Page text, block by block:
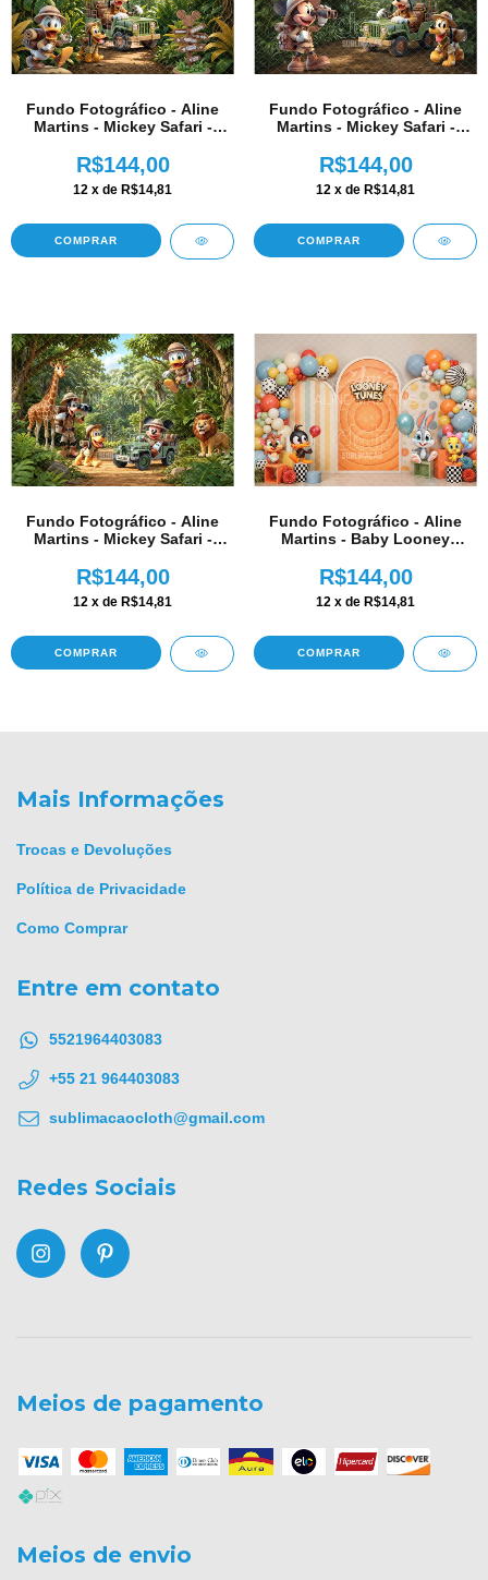
Fundo Fotográfico - Aline
Martins - Mickey Safari -
R$144,00
12 x de R$14,81
COMPRAR
Fundo Fotográfico - Aline
Martins - Mickey Safari -
R$144,00
12 x de R$14,81
COMPRAR
Fundo Fotográfico - Aline
Martins - Mickey Safari -
R$144,00
12 x de R$14,81
COMPRAR
Fundo Fotográfico - Aline
Martins - Baby Looney
R$144,00
12 x de R$14,81
COMPRAR
Mais Informações
Trocas e Devoluções
Política de Privacidade
Como Comprar
Entre em contato
5521964403083
+55 21 964403083
sublimacaocloth@gmail.com
Redes Sociais
Meios de pagamento
Meios de envio